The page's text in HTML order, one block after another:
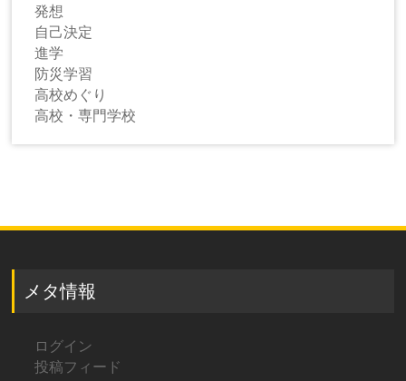
発想
自己決定
進学
防災学習
高校めぐり
高校・専門学校
メタ情報
ログイン
投稿フィード